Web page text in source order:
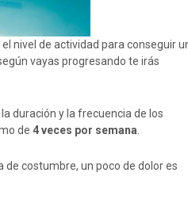
nivel de actividad para conseguir
vayas progresando te irás
duración y la frecuencia de los
de 4 veces por semana
de costumbre, un poco de dolor es